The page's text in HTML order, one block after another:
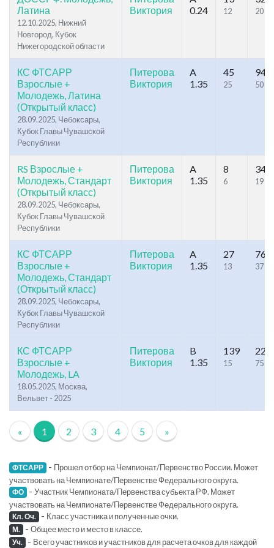
Латина
12.10.2025, Нижний
Новгород, Кубок
Нижегородской области
Виктория
0.24
12 20
КС ФТСАРР
Взрослые +
Молодежь, Латина
(Открытый класс)
28.09.2025, Чебоксары,
Кубок Главы Чувашской
Республики
Питерова
Виктория
A
1.35
45
25
94
50
RS Взрослые +
Молодежь, Стандарт
(Открытый класс)
28.09.2025, Чебоксары,
Кубок Главы Чувашской
Республики
Питерова
Виктория
A
1.35
8
6
34
19
КС ФТСАРР
Взрослые +
Молодежь, Стандарт
(Открытый класс)
28.09.2025, Чебоксары,
Кубок Главы Чувашской
Республики
Питерова
Виктория
A
1.35
27
13
76
37
КС ФТСАРР
Взрослые +
Молодежь, LA
18.05.2025, Москва,
Вельвет - 2025
Питерова
Виктория
B
1.35
139
15
225
75
« 1 2 3 4 5 »
ФТСАРР - Прошел отбор на Чемпионат/Первенство России. Может
участвовать на Чемпионате/Первенстве Федерального округа.
ФО - Участник Чемпионата/Первенства субьекта РФ. Может
участвовать на Чемпионате/Первенстве Федерального округа.
Кл. Оч. - Класс участника и полученные очки.
М. - Общее место и место в классе.
Уч. - Всего участников и участников для расчета очков для каждой